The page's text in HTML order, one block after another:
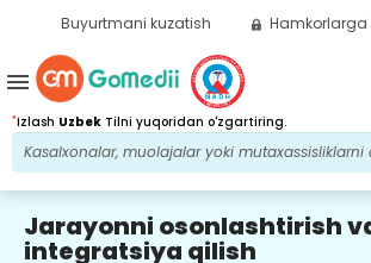
Buyurtmani kuzatish Hamkorlarga
*Izlash Uzbek Tilni yuqoridan o'zgartiring.
menu
Jarayonni osonlashtirish
integratsiya qilish